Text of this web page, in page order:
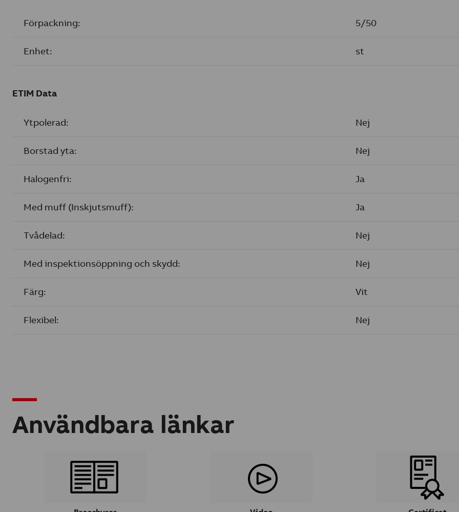
Förpackning: 5/50
Enhet: st
ETIM Data
Ytpolerad: Nej
Borstad yta: Nej
Halogenfri: Ja
Med muff (Inskjutsmuff): Ja
Tvådelad: Nej
Med inspektionsöppning och skydd: Nej
Färg: Vit
Flexibel: Nej
Användbara länkar